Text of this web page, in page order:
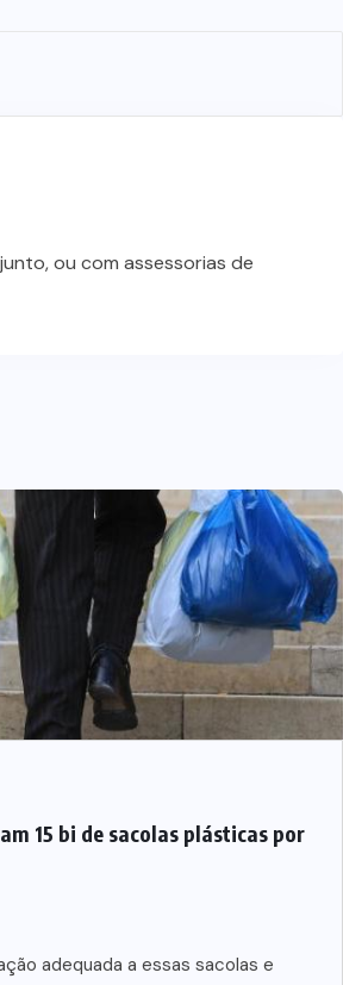
ou com assessorias de
15 bi de sacolas plásticas por
adequada a essas sacolas e